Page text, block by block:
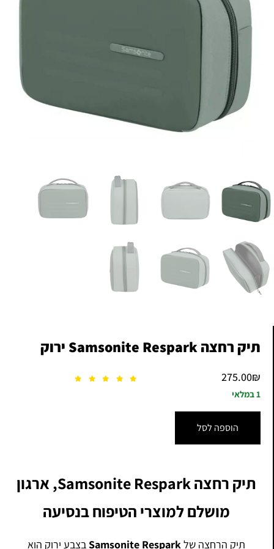
תיק רחצה Samsonite Respark ירוק
275.00₪
1 במלאי
הוספה לסל
תיק רחצה Samsonite Respark, ארגון
מושלם למוצרי הטיפוח בנסיעה
תיק הרחצה שלSamsonite Resparkבצבע ירוק הוא